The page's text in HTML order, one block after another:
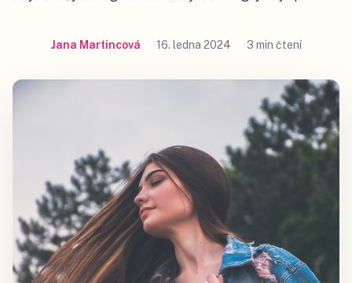
Jana Martincová 16. ledna 2024 3 min čtení